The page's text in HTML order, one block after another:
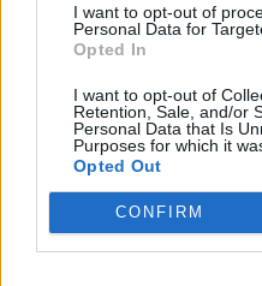
I want to opt-out of
Personal Data for
Opted In
I want to opt-out of
Retention, Sale, and/or
Personal Data that Is
Purposes for which it
Opted Out
CONFIRM
Η Chery επενδύει 75 εκατ.
Το FIAT 500 Hybrid τώρα από
18.990 ευρώ